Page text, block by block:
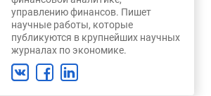
управлению финансов. Пишет
научные работы, которые
публикуются в крупнейших научных
журналах по экономике.